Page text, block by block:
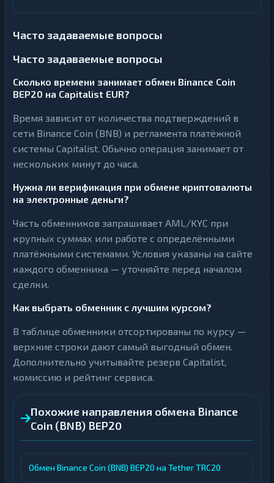
Часто задаваемые вопросы
Часто задаваемые вопросы
Сколько времени занимает обмен Binance Coin
BEP20 на Capitalist EUR?
Время зависит от количества подтверждений в
сети Binance Coin (BNB) и регламента платёжной
системы Capitalist. Обычно операция занимает от
нескольких минут до часа.
Нужна ли верификация при обмене криптовалюты
на электронные деньги?
Часть обменников запрашивает AML/KYC при
крупных суммах или работе с определёнными
платёжными системами. Условия указаны на сайте
каждого обменника — уточняйте перед началом
сделки.
Как выбрать обменник с лучшим курсом?
В таблице обменники отсортированы по курсу —
верхние строки дают самый выгодный обмен.
Дополнительно учитывайте резерв Capitalist,
комиссию и рейтинг сервиса.
Похожие направления обмена Binance
Coin (BNB) BEP20
Обмен Binance Coin (BNB) BEP20 на Tether TRC20